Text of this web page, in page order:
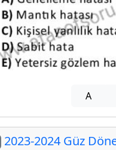
A
2023-2024 Güz